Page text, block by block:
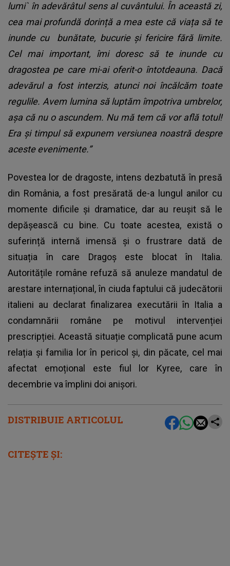
DISTRIBUIE ARTICOLUL
lumi` în adevărâtul sens al cuvântului. În această zi,
cea mai profundă dorință a mea este că viața să te
inunde cu bunătate, bucurie și fericire fără limite.
Cel mai important, îmi doresc să te inunde cu
dragostea pe care mi-ai oferit-o întotdeauna. Dacă
adevărul a fost interzis, atunci noi încălcăm toate
regulile. Avem lumina să luptăm împotriva umbrelor,
așa că nu o ascundem. Nu mă tem că vor află totul!
Era și timpul să expunem versiunea noastră despre
aceste evenimente.”
Povestea lor de dragoste, intens dezbatută în presă
din România, a fost presărată de-a lungul anilor cu
momente dificile și dramatice, dar au reușit să le
depășească cu bine. Cu toate acestea, există o
suferință internă imensă și o frustrare dată de
situația în care Dragoș este blocat în Italia.
Autoritățile române refuză să anuleze mandatul de
arestare internațional, în ciuda faptului că judecătorii
italieni au declarat finalizarea executării în Italia a
condamnării române pe motivul intervenției
prescripției. Această situație complicată pune acum
relația și familia lor în pericol și, din păcate, cel mai
afectat emoțional este fiul lor Kyree, care în
decembrie va împlini doi anișori.
CITEȘTE ȘI: